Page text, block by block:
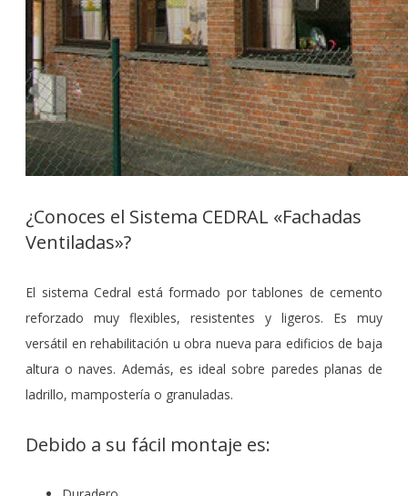
¿Conoces el Sistema CEDRAL «Fachadas
Ventiladas»?
El sistema Cedral está formado por tablones de cemento
reforzado muy flexibles, resistentes y ligeros. Es muy
versátil en rehabilitación u obra nueva para edificios de baja
altura o naves. Además, es ideal sobre paredes planas de
ladrillo, mampostería o granuladas.
Debido a su fácil montaje es: